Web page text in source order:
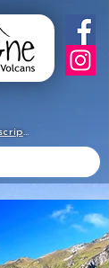
Détails de l'événement et inscription